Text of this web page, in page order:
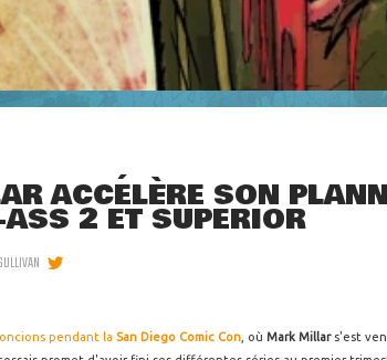
ACCÉLÈRE SON
2 ET SUPERIOR
pendant la San Diego Comic Con , où Mark Millars'est